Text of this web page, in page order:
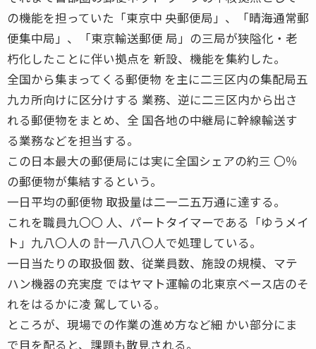
の機能を担っていた「東京中 央郵便局」、「晴海通常郵
便集中局」、「東京輸送郵便 局」の三局が狭隘化・老
朽化したことに伴い拠点を 新設、機能を集約した。
全国から集まってくる郵便物 を主に二三区内の集配局五
九カ所向けに区分けする 業務、逆に二三区内から出さ
れる郵便物をまとめ、全 国各地の中継局に幹線輸送す
る業務などを担当する。
この日本最大の郵便局には実に全国シェアの約三 〇％
の郵便物が集結するという。
一日平均の郵便物 取扱量は二一二五万通に達する。
これを職員九〇〇 人、パートタイマーである「ゆうメイ
ト」九八〇人の 計一八八〇人で処理している。
一日当たりの取扱個 数、従業員数、施設の規模、マテ
ハン機器の充実度 ではヤマト運輸の北東京ベース店のそ
れをはるかに凌 駕している。
ところが、現場での作業の進め方など細 かい部分にま
で目を配ると、課題も散見される。